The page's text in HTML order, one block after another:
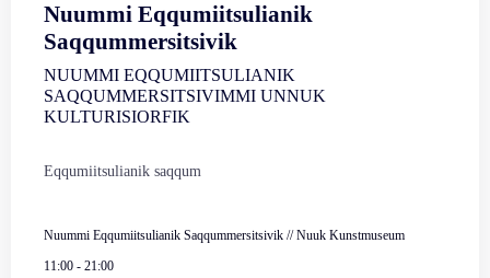
Nuummi Eqqumiitsulianik
Saqqummersitsivik
NUUMMI EQQUMIITSULIANIK
SAQQUMMERSITSIVIMMI UNNUK
KULTURISIORFIK
Eqqumiitsulianik saqqum
Nuummi Eqqumiitsulianik Saqqummersitsivik // Nuuk Kunstmuseum
11:00 - 21:00